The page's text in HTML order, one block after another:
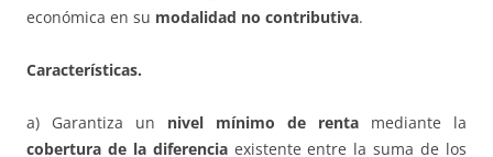
económica en su modalidad no contributiva.
Características.
a) Garantiza un nivel mínimo de renta mediante la
cobertura de la diferenciaexistente entre la suma de los